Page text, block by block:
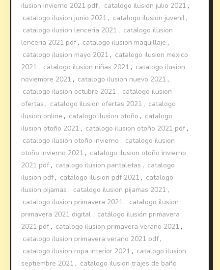
ilusion invierno 2021 pdf , catalogo ilusion julio 2021 ,
catalogo ilusion junio 2021 , catalogo ilusion juvenil ,
catalogo ilusion lenceria 2021 , catalogo ilusion
lenceria 2021 pdf , catalogo ilusion maquillaje ,
catalogo ilusion mayo 2021 , catalogo ilusion mexico
2021 , catalogo ilusion niñas 2021 , catalogo ilusion
noviembre 2021 , catalogo ilusion nuevo 2021 ,
catalogo ilusion octubre 2021 , catalogo ilusion
ofertas , catalogo ilusion ofertas 2021 , catalogo
ilusion online , catalogo ilusion otoño , catalogo
ilusion otoño 2021 , catalogo ilusion otoño 2021 pdf ,
catalogo ilusion otoño invierno , catalogo ilusion
otoño invierno 2021 , catalogo ilusion otoño invierno
2021 pdf , catalogo ilusion pantaletas , catalogo
ilusion pdf , catalogo ilusion pdf 2021 , catalogo
ilusion pijamas , catalogo ilusion pijamas 2021 ,
catalogo ilusion primavera 2021 , catalogo ilusion
primavera 2021 digital , catálogo ilusión primavera
2021 pdf , catalogo ilusion primavera verano 2021 ,
catalogo ilusion primavera verano 2021 pdf ,
catalogo ilusion ropa interior 2021 , catalogo ilusion
septiembre 2021 , catalogo ilusion trajes de baño